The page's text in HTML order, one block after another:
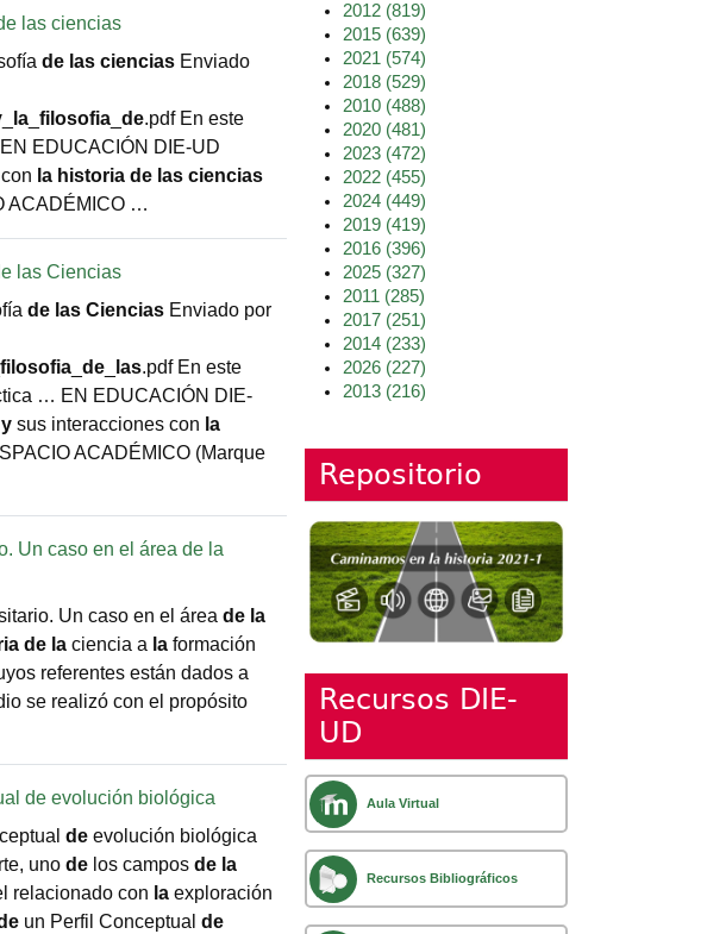
las ciencias
de las ciencias Enviado
la filosofia de.pdf En este
EDUCACIÓN DIE-UD
la historia de las ciencias
ACADÉMICO …
las Ciencias
de las Ciencias Enviado por
filosofia de las.pdf En este
… EN EDUCACIÓN DIE-
y sus interacciones con la
ACADÉMICO (Marque
Un caso en el área de la
Un caso en el área de la
de la ciencia a la formación
referentes están dados a
se realizó con el propósito
de evolución biológica
de evolución biológica
uno de los campos de la
relacionado con la exploración
un Perfil Conceptual de
2012 (819)
2015 (639)
2021 (574)
2018 (529)
2010 (488)
2020 (481)
2023 (472)
2022 (455)
2024 (449)
2019 (419)
2016 (396)
2025 (327)
2011 (285)
2017 (251)
2014 (233)
2026 (227)
2013 (216)
Repositorio
Recursos DIE-
UD
Aula Virtual
Recursos Bibliográficos